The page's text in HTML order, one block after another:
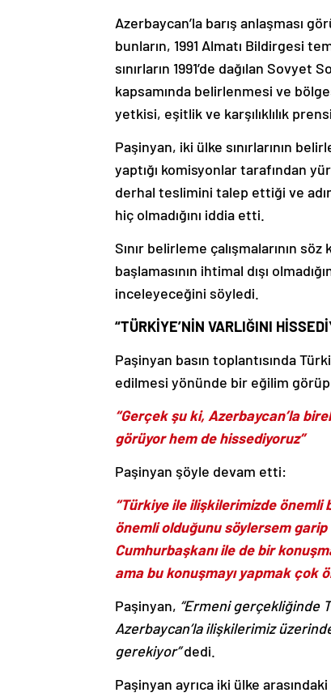
Azerbaycan’la barış anlaşması
bunların, 1991 Almatı Bildirgesi
sınırların 1991’de dağılan
kapsamında belirlenmesi ve
yetkisi, eşitlik ve karşılıklılık
Paşinyan, iki ülke sınırlarının
yaptığı komisyonlar tarafından
derhal teslimini talep ettiği ve
hiç olmadığını iddia etti.
Sınır belirleme çalışmalarının
başlamasının ihtimal dışı
inceleyeceğini söyledi.
“TÜRKİYE’NİN VARLIĞINI
Paşinyan basın toplantısında
edilmesi yönünde bir eğilim
“Gerçek şu ki, Azerbaycan’la
görüyor hem de hissediyoruz”
Paşinyan şöyle devam etti:
“Türkiye ile ilişkilerimizde önemli
önemli olduğunu söylersem
Cumhurbaşkanı ile de bir
ama bu konuşmayı yapmak çok
Paşinyan, “Ermeni gerçekliğinde
Azerbaycan’la ilişkilerimiz
gerekiyor”dedi.
Paşinyan ayrıca iki ülke